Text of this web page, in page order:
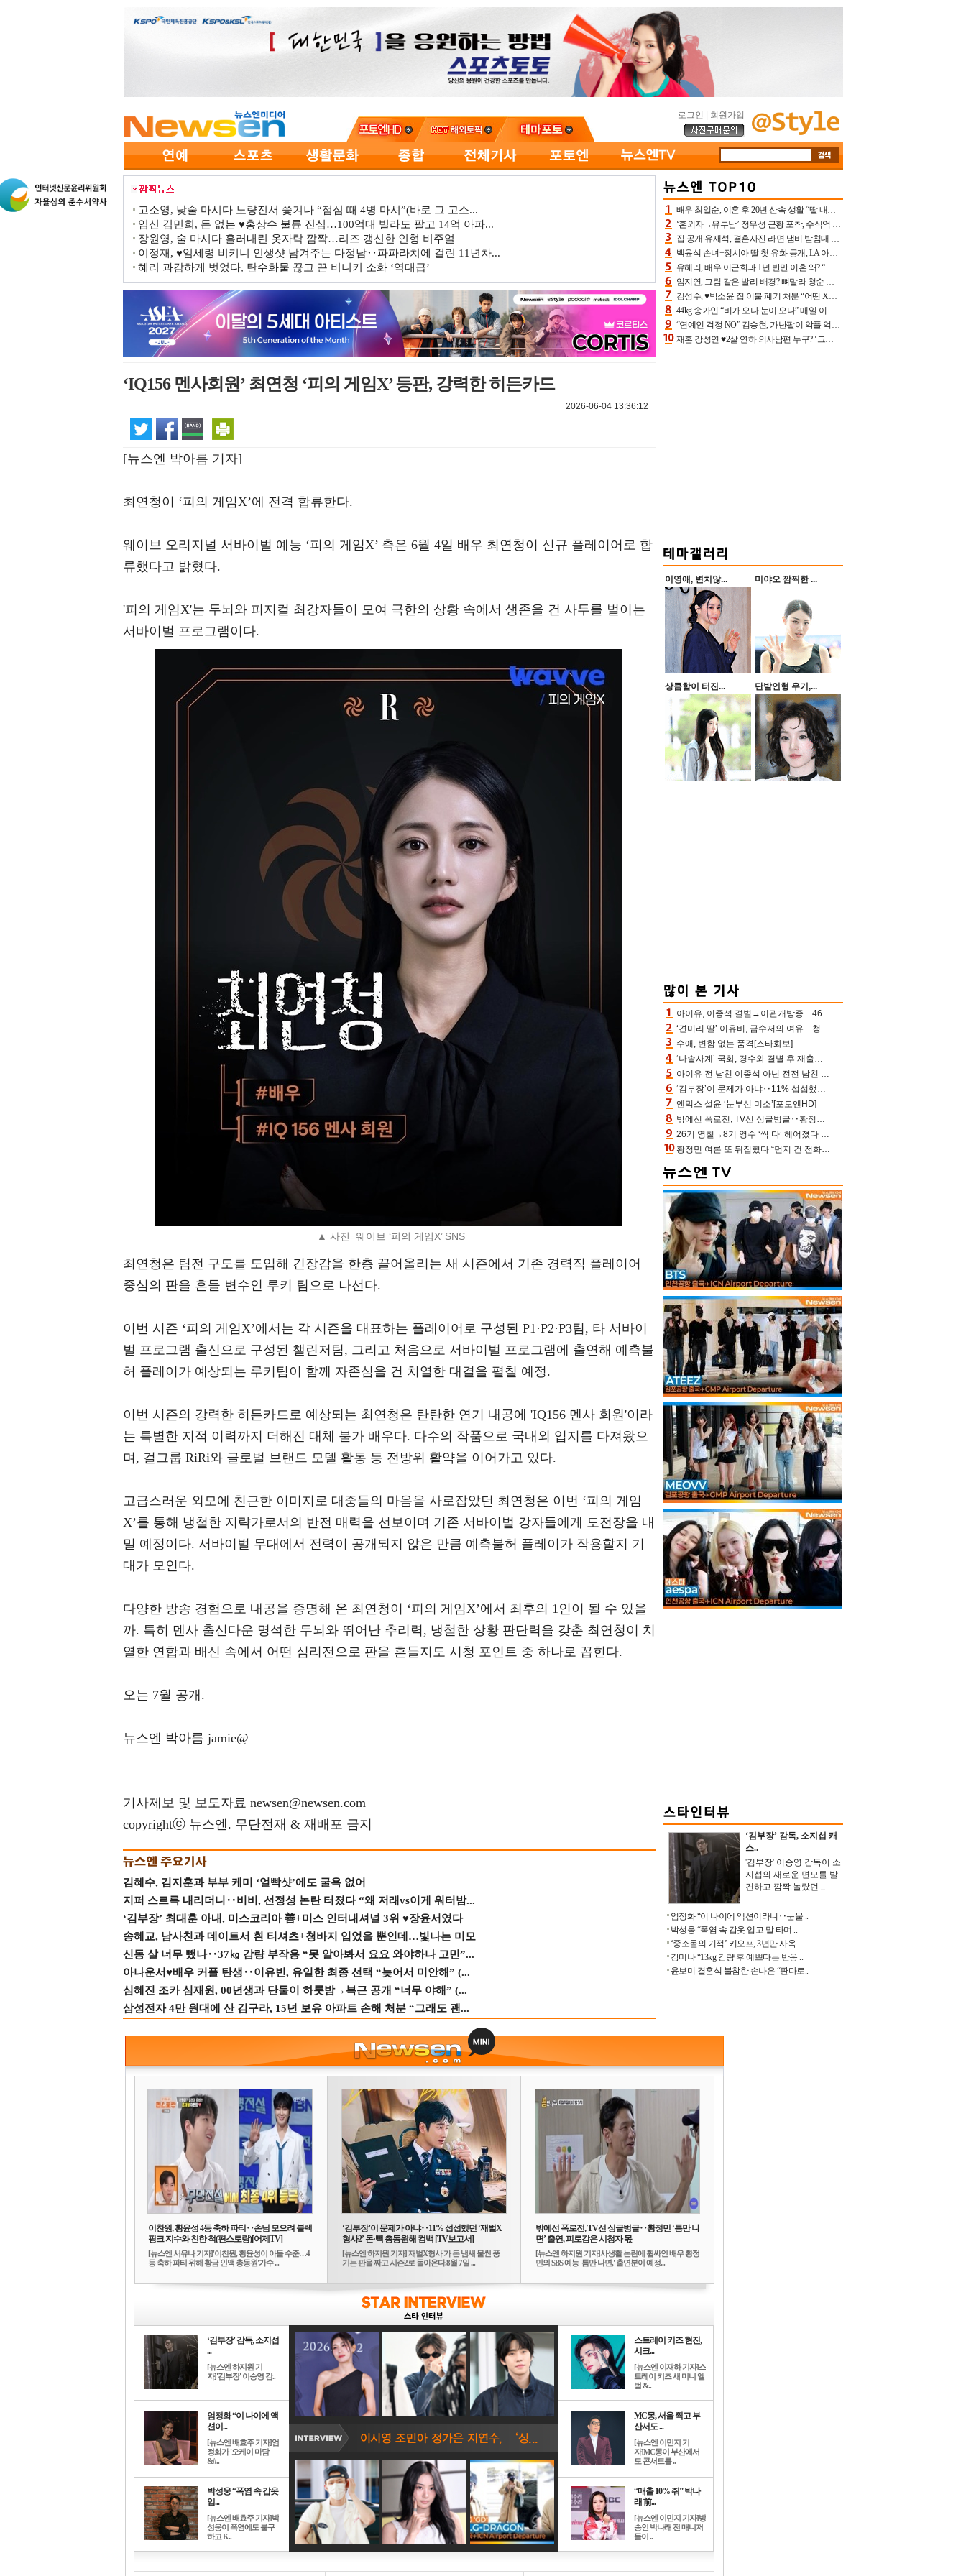
로그인 회원가입
고소영, 낮술 마시다 노량진서 쫓겨나 “점심 때 4병 마셔”(바로 그 고소...
임신 김민희, 돈 없는 ♥홍상수 불륜 진심…100억대 빌라도 팔고 14억 아파...
장원영, 술 마시다 흘러내린 옷자락 깜짝…리즈 갱신한 인형 비주얼
이정재, ♥임세령 비키니 인생샷 남겨주는 다정남‥파파라치에 걸린 11년차...
혜리 과감하게 벗었다, 탄수화물 끊고 끈 비니키 소화 ‘역대급’
‘IQ156 멘사회원’ 최연청 ‘피의 게임X’ 등판, 강력한 히든카드
2026-06-04 13:36:12
[뉴스엔 박아름 기자]
최연청이 ‘피의 게임X’에 전격 합류한다.
웨이브 오리지널 서바이벌 예능 ‘피의 게임X’ 측은 6월 4일 배우 최연청이 신규 플레이어로 합
류했다고 밝혔다.
'피의 게임X'는 두뇌와 피지컬 최강자들이 모여 극한의 상황 속에서 생존을 건 사투를 벌이는
서바이벌 프로그램이다.
▲ 사진=웨이브 ‘피의 게임X’ SNS
최연청은 팀전 구도를 도입해 긴장감을 한층 끌어올리는 새 시즌에서 기존 경력직 플레이어
중심의 판을 흔들 변수인 루키 팀으로 나선다.
이번 시즌 ‘피의 게임X’에서는 각 시즌을 대표하는 플레이어로 구성된 P1·P2·P3팀, 타 서바이
벌 프로그램 출신으로 구성된 챌린저팀, 그리고 처음으로 서바이벌 프로그램에 출연해 예측불
허 플레이가 예상되는 루키팀이 함께 자존심을 건 치열한 대결을 펼칠 예정.
이번 시즌의 강력한 히든카드로 예상되는 최연청은 탄탄한 연기 내공에 'IQ156 멘사 회원'이라
는 특별한 지적 이력까지 더해진 대체 불가 배우다. 다수의 작품으로 국내외 입지를 다져왔으
며, 걸그룹 RiRi와 글로벌 브랜드 모델 활동 등 전방위 활약을 이어가고 있다.
고급스러운 외모에 친근한 이미지로 대중들의 마음을 사로잡았던 최연청은 이번 ‘피의 게임
X’를 통해 냉철한 지략가로서의 반전 매력을 선보이며 기존 서바이벌 강자들에게 도전장을 내
밀 예정이다. 서바이벌 무대에서 전력이 공개되지 않은 만큼 예측불허 플레이가 작용할지 기
대가 모인다.
다양한 방송 경험으로 내공을 증명해 온 최연청이 ‘피의 게임X’에서 최후의 1인이 될 수 있을
까. 특히 멘사 출신다운 명석한 두뇌와 뛰어난 추리력, 냉철한 상황 판단력을 갖춘 최연청이 치
열한 연합과 배신 속에서 어떤 심리전으로 판을 흔들지도 시청 포인트 중 하나로 꼽힌다.
오는 7월 공개.
뉴스엔 박아름 jamie@
기사제보 및 보도자료 newsen@newsen.com
copyrightⓒ 뉴스엔. 무단전재 & 재배포 금지
김혜수, 김지훈과 부부 케미 ‘얼빡샷’에도 굴욕 없어
지퍼 스르륵 내리더니‥비비, 선정성 논란 터졌다 “왜 저래vs이게 워터밤...
‘김부장’ 최대훈 아내, 미스코리아 善+미스 인터내셔널 3위 ♥장윤서였다
송혜교, 남사친과 데이트서 흰 티셔츠+청바지 입었을 뿐인데…빛나는 미모
신동 살 너무 뺐나‥37㎏ 감량 부작용 “못 알아봐서 요요 와야하나 고민”...
아나운서♥배우 커플 탄생‥이유빈, 유일한 최종 선택 “늦어서 미안해” (...
심혜진 조카 심재원, 00년생과 단둘이 하룻밤→복근 공개 “너무 야해” (...
삼성전자 4만 원대에 산 김구라, 15년 보유 아파트 손해 처분 “그래도 괜...
배우 최일순, 이혼 후 20년 산속 생활 “딸 내가 버렸다고 원망‥맘 아파”(특종)[어제TV]
‘혼외자→유부남’ 정우성 근황 포착, 수식억 해킹 피해 후배 만났다 “존경하는”
집 공개 유재석, 결혼사진 라면 냄비 받침대 되고 분노‥가족사진도 피해(놀뭐)[어제TV]
백윤식 손녀+정시아 딸 첫 유화 공개, LA 아트쇼→서울국제조각페스타 작가다운 수준급 실력
유혜리, 배우 이근희과 1년 반만 이혼 왜? “식칼 꽂고 의자 던져” 충격 폭로(특종)[어제TV]
임지연, 그림 같은 발리 배경? 뼈말라 청순 비키니 핏에 상대 안 되네
김성수, ♥박소윤 집 이불 폐기 처분 “어떤 X이랑 썼을지 몰라” 질투(신랑수업2)[어제TV]
44kg 송가인 “비가 오나 눈이 오나” 매일 이 운동, 허벅지 근육량 상승+체지방 감소
“연예인 걱정 NO” 김승현, 가난팔이 악플 억울할만‥아내+딸과 日 여행
재혼 강성연 ♥2살 연하 의사남편 누구? ‘그알’ 자문의에 훈남 비주얼 초엘리트 스펙 [종합]
이영애, 변치않... 미야오 깜찍한 ...
상큼함이 터진... 단발인형 우기,...
아이유, 이종석 결별→이관개방증…46장 꽉 채운 유애나 ♥ “열심히 사는 중”
‘견미리 딸’ 이유비, 금수저의 여유…청순 미모에 반전 슬림 라인
수애, 변함 없는 품격[스타화보]
‘나솔사계’ 국화, 경수와 결별 후 재출연…첫인상 3표 몰표
아이유 전 남친 이종석 아닌 전전 남친 장기하 소환 ‘별일 없이 산다’ 선곡…46장에 꾹 눌러 담은 근황
‘김부장’이 문제가 아냐‥11% 섭섭했던 ‘재벌X형사2’ 돈·빽 총동원해 컴백 [TV보고서]
엔믹스 설윤 ‘눈부신 미소’[포토엔HD]
밖에선 폭로전, TV선 싱글벙글‥황정민 ‘틈만 나면’ 출연, 피로감은 시청자 몫
26기 영철→8기 영수 ‘싹 다’ 헤어졌다 ‘나솔사계’ 충격의 현커 0쌍 (촌장TV)
황정민 여론 또 뒤집혔다 “먼저 건 전화 62통, 그만 연락해” vs 女팬 “녹취 다 올려” 진흙탕 싸움
‘김부장’ 감독, 소지섭 캐
스..
'김부장' 이승영 감독이 소
지섭의 새로운 면모를 발
견하고 깜짝 놀랐던 ..
엄정화 “이 나이에 액션이라니‥눈물 ..
박성웅 “폭염 속 갑옷 입고 말 타며 ..
‘중소돌의 기적’ 키오프, 3년만 사옥..
강미나 “13kg 감량 후 예쁘다는 반응 ..
윤보미 결혼식 불참한 손나은 “판다로..
이찬원, 황윤성 4등 축하 파티‥손님 모으려 블랙
핑크 지수와 친한 척(편스토랑)[어제TV]
[뉴스엔 서유나 기자]'이찬원, 황윤성이 아들 수준…4
등 축하 파티 위해 황금 인맥 총동원'가수 ...
‘김부장’이 문제가 아냐‥11% 섭섭했던 ‘재벌X
형사2’ 돈·빽 총동원해 컴백 [TV보고서]
[뉴스엔 하지원 기자]'재벌X형사'가 돈 냄새 물씬 풍
기는 판을 짜고 시즌2로 돌아온다.8월 7일 ...
밖에선 폭로전, TV선 싱글벙글‥황정민 ‘틈만 나
면’ 출연, 피로감은 시청자 몫
[뉴스엔 하지원 기자]사생활 논란에 휩싸인 배우 황정
민의 SBS 예능 '틈만 나면,' 출연분이 예정...
‘김부장’ 감독, 소지섭
...
[뉴스엔 하지원 기
자]'김부장' 이승영 감..
엄정화 “이 나이에 액
션이...
[뉴스엔 배효주 기자]엄
정화가 '오케이 마담
&#..
박성웅 “폭염 속 갑옷
입...
[뉴스엔 배효주 기자]박
성웅이 폭염에도 불구
하고 K..
스트레이 키즈 현진,
시크...
[뉴스엔 이재하 기자]스
트레이 키즈 새 미니 앨
범 &..
MC몽, 서울 찍고 부
산서도 ...
[뉴스엔 이민지 기
자]MC몽이 부산에서
도 콘서트를 ..
“매출 10% 줘” 박나
래 前...
[뉴스엔 이민지 기자]방
송인 박나래 전 매니저
들이 ..